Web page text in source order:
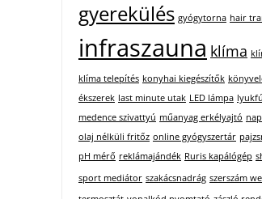
gyerekülés gyógytorna hair
infraszauna klíma
klíma telepítés konyhai kiegészítők
ékszerek last minute utak LED lámpa
medence szivattyú műanyag erkélyajtó
olaj nélküli fritőz online gyógyszertár
pH mérő reklámajándék Ruris kapálógép
sport mediátor szakácsnadrág szerszám